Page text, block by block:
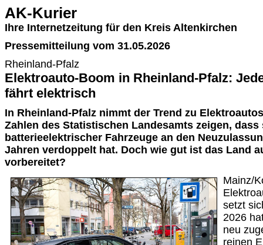
AK-Kurier
Ihre Internetzeitung für den Kreis Altenkirchen
Pressemitteilung vom 31.05.2026
Rheinland-Pfalz
Elektroauto-Boom in Rheinland-Pfalz:
fährt elektrisch
In Rheinland-Pfalz nimmt der Trend zu
Zahlen des Statistischen Landesamts zeigen,
batterieelektrischer Fahrzeuge an den
Jahren verdoppelt hat. Doch wie gut ist das Land
vorbereitet?
Mainz/
setzt
2026
neu
reinen